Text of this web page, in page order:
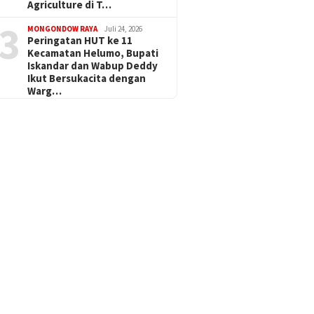
Agriculture di T…
MONGONDOW RAYA Juli 24, 2026
Peringatan HUT ke 11
Kecamatan Helumo, Bupati
Iskandar dan Wabup Deddy
Ikut Bersukacita dengan
Warg…